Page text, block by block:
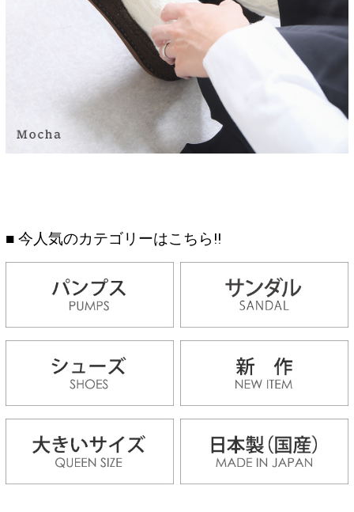
■ 今人気のカテゴリーはこちら!!